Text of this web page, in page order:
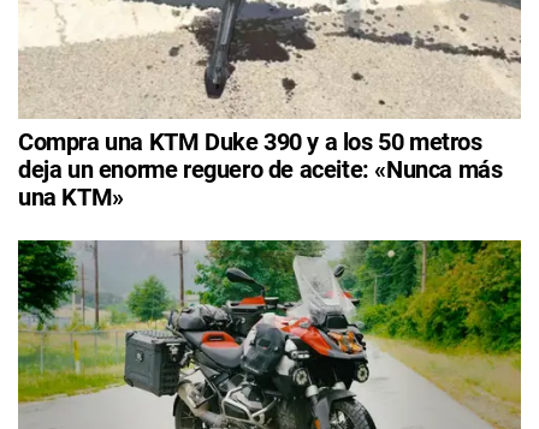
Compra una KTM Duke 390 y a los 50 metros
deja un enorme reguero de aceite: «Nunca más
una KTM»